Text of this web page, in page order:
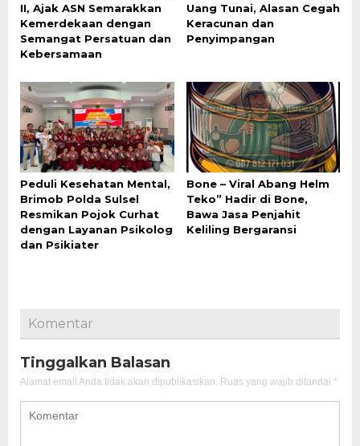
II, Ajak ASN Semarakkan
Kemerdekaan dengan
Semangat Persatuan dan
Kebersamaan
Uang Tunai, Alasan Cegah
Keracunan dan
Penyimpangan
Peduli Kesehatan Mental,
Brimob Polda Sulsel
Resmikan Pojok Curhat
dengan Layanan Psikolog
dan Psikiater
Bone – Viral Abang Helm
Teko” Hadir di Bone,
Bawa Jasa Penjahit
Keliling Bergaransi
Komentar
Tinggalkan Balasan
Alamat email Anda tidak akan dipublikasikan. Ruas yang wajib ditandai *